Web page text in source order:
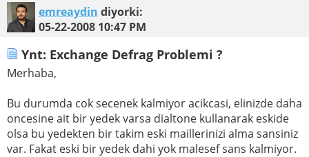
emreaydin diyorki:
05-22-2008 10:47 PM
Ynt: Exchange Defrag Problemi ?
Merhaba,
Bu durumda cok secenek kalmiyor acikcasi, elinizde daha
oncesine ait bir yedek varsa dialtone kullanarak eskide
olsa bu yedekten bir takim eski maillerinizi alma sansiniz
var. Fakat eski bir yedek dahi yok malesef sans kalmiyor.